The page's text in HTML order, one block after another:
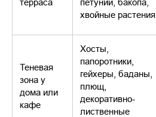
терраса
петунии, бакопа,
хвойные растения
Теневая
зона у
дома или
кафе
Хосты,
папоротники,
гейхеры, баданы,
плющ,
декоративно-
лиственные